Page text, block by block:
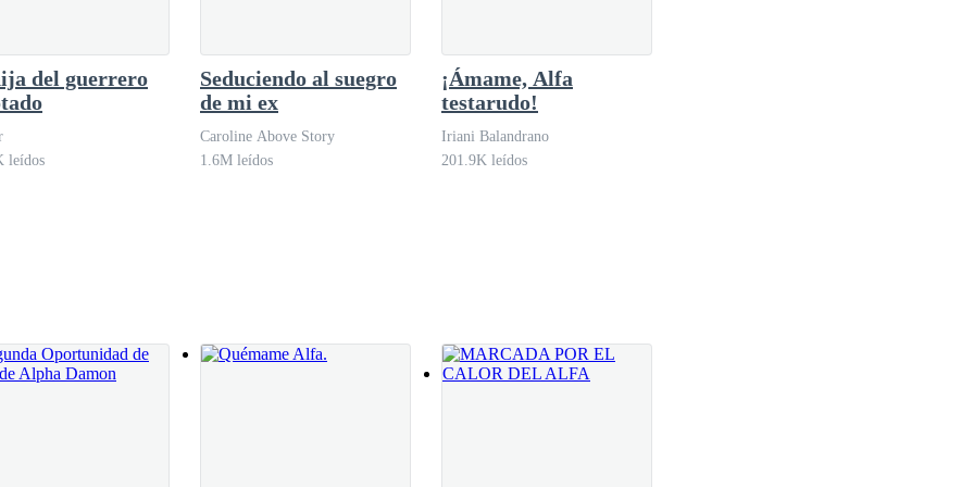
de no considerarlas hirientes y de creerlas consejos, igual, le dolían.
entre una cosa y la otra, sin poner en orden sus ideas y deseos.
delineaba sus clavículas ella no paraba de parpadear, mientras sus mejillas se les iban tiñendo de un sonrojo que le daban
del guerrero
leídos
Seduciendo al suegro
de mi ex
Caroline Above Story
1.6M leídos
¡Ámame, Alfa
testarudo!
Iriani Balandrano
201.9K leídos